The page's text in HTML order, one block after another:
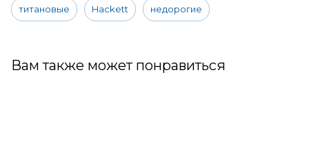
титановые Hackett недорогие
Вам также может понравиться